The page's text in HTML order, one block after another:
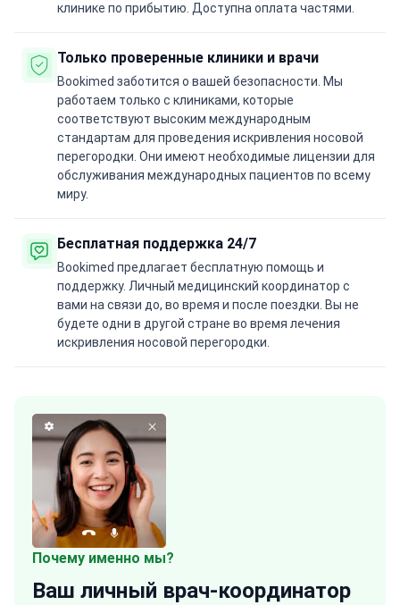
клинике по прибытию. Доступна оплата частями.
Только проверенные клиники и врачи
Bookimed заботится о вашей безопасности. Мы
работаем только с клиниками, которые
соответствуют высоким международным
стандартам для проведения искривления носовой
перегородки. Они имеют необходимые лицензии для
обслуживания международных пациентов по всему
миру.
Бесплатная поддержка 24/7
Bookimed предлагает бесплатную помощь и
поддержку. Личный медицинский координатор с
вами на связи до, во время и после поездки. Вы не
будете одни в другой стране во время лечения
искривления носовой перегородки.
Почему именно мы?
Ваш личный врач-координатор